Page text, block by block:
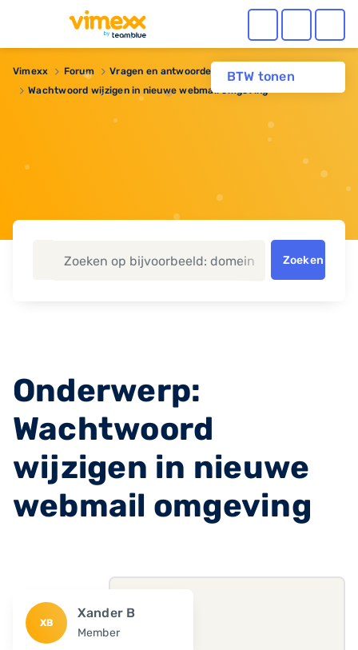
BTW tonen
Vimexx Forum
Vragen en antwoorden
Wachtwoord wijzigen in nieuwe webmail omgeving
Zoeken
Onderwerp:
Wachtwoord
wijzigen in nieuwe
webmail omgeving
XB
Xander B
Member